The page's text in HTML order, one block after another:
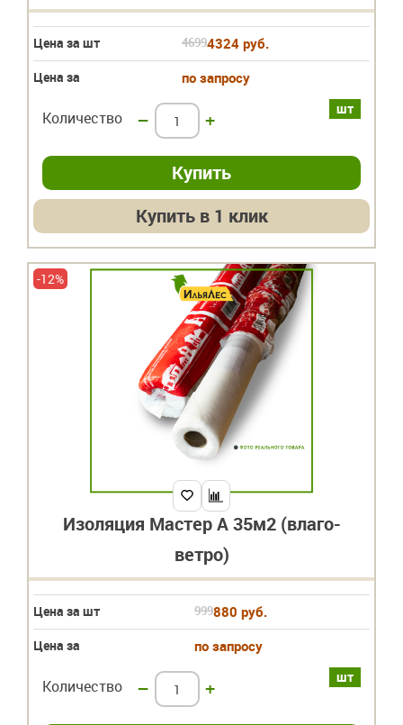
Цена за шт 46994324 руб.
Цена за по запросу
шт
Количество – +
Купить в 1 клик
-12%
Изоляция Мастер А 35м2 (влаго-
ветро)
Цена за шт 999880 руб.
Цена за по запросу
шт
Количество – +